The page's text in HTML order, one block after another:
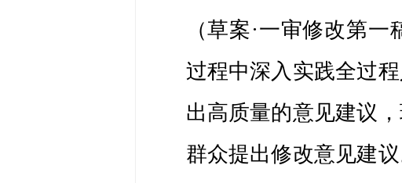
（草案·一审修改第
过程中深入实践全过
出高质量的意见建议
群众提出修改意见建